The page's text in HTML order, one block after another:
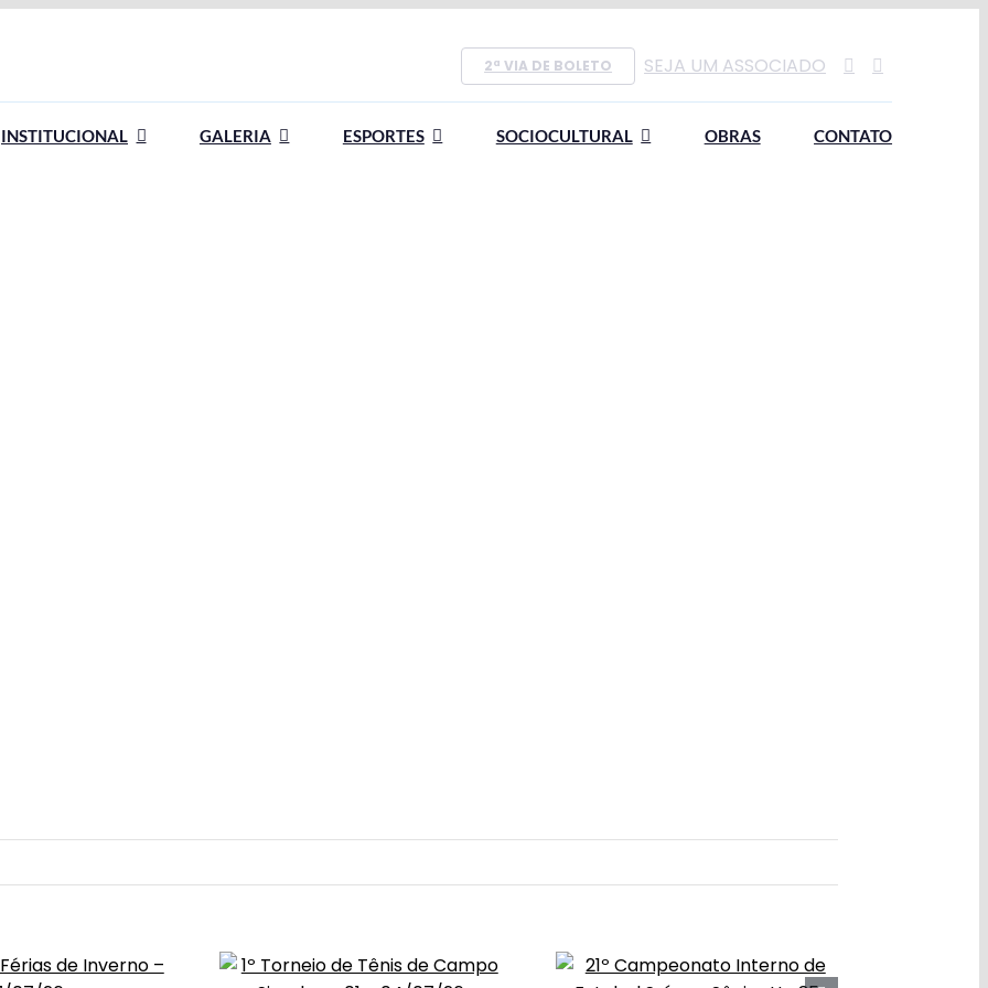
2ª VIA DE BOLETO SEJA UM ASSOCIADO
INSTITUCIONAL GALERIA ESPORTES SOCIOCULTURAL OBRAS CONTATO